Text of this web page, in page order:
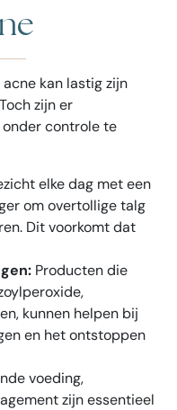
kan lastig zijn
zijn er
controle te
elke dag met een
om overtollige talg
Dit voorkomt dat
Producten die
kunnen helpen bij
en het ontstoppen
voeding,
zijn essentieel